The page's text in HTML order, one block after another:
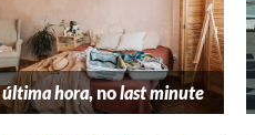
última hora, nolast minute